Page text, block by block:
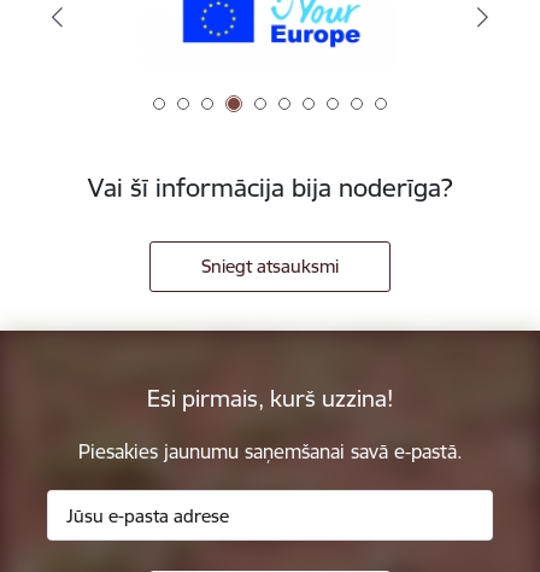
Vai šī informācija bija noderīga?
Sniegt atsauksmi
Esi pirmais, kurš uzzina!
Piesakies jaunumu saņemšanai savā e-pastā.